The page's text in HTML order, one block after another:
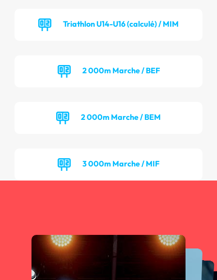
Triathlon U14-U16 (calculé) / MIM
2 000m Marche / BEF
2 000m Marche / BEM
3 000m Marche / MIF